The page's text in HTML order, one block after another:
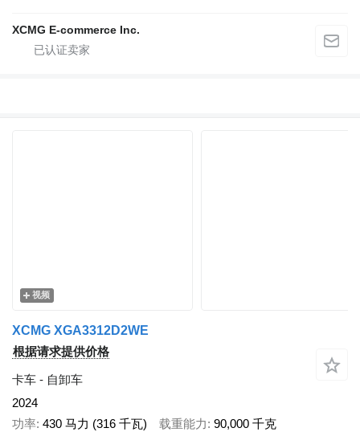
XCMG E-commerce Inc.
视频
XCMG XGA3312D2WE
根据请求提供价格
卡车 - 自卸车
2024
功率 430 马力 (316 千瓦) 载重能力 90,000 千克